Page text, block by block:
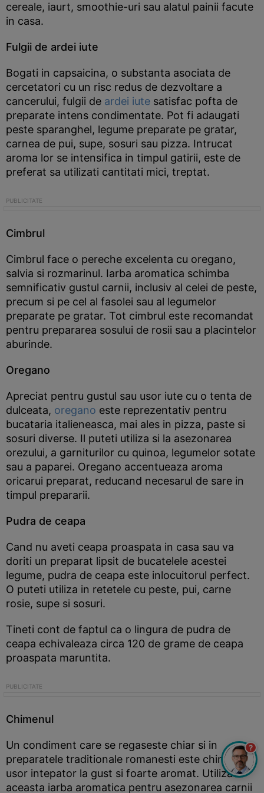
cereale, iaurt, smoothie-uri sau alatul painii facute
in casa.
Fulgii de ardei iute
Bogati in capsaicina, o substanta asociata de
cercetatori cu un risc redus de dezvoltare a
cancerului, fulgii de ardei iute satisfac pofta de
preparate intens condimentate. Pot fi adaugati
peste sparanghel, legume preparate pe gratar,
carnea de pui, supe, sosuri sau pizza. Intrucat
aroma lor se intensifica in timpul gatirii, este de
preferat sa utilizati cantitati mici, treptat.
Cimbrul
Cimbrul face o pereche excelenta cu oregano,
salvia si rozmarinul. Iarba aromatica schimba
semnificativ gustul carnii, inclusiv al celei de peste,
precum si pe cel al fasolei sau al legumelor
preparate pe gratar. Tot cimbrul este recomandat
pentru prepararea sosului de rosii sau a placintelor
aburinde.
Oregano
Apreciat pentru gustul sau usor iute cu o tenta de
dulceata, oregano este reprezentativ pentru
bucataria italieneasca, mai ales in pizza, paste si
sosuri diverse. Il puteti utiliza si la asezonarea
orezului, a garniturilor cu quinoa, legumelor sotate
sau a paparei. Oregano accentueaza aroma
oricarui preparat, reducand necesarul de sare in
timpul prepararii.
Pudra de ceapa
Cand nu aveti ceapa proaspata in casa sau va
doriti un preparat lipsit de bucatelele acestei
legume, pudra de ceapa este inlocuitorul perfect.
O puteti utiliza in retetele cu peste, pui, carne
rosie, supe si sosuri.
Tineti cont de faptul ca o lingura de pudra de
ceapa echivaleaza circa 120 de grame de ceapa
proaspata maruntita.
Chimenul
Un condiment care se regaseste chiar si in
preparatele traditionale romanesti este chimenul,
usor intepator la gust si foarte aromat. Utilizati
aceasta iarba aromatica pentru asezonarea carnii
?